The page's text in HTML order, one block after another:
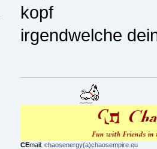
kopf
irgendwelche
CEmail: chaosenergy(a)chaosempire.eu